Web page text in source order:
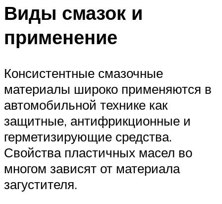
Виды смазок и
применение
Консистентные смазочные
материалы широко применяются в
автомобильной технике как
защитные, антифрикционные и
герметизирующие средства.
Свойства пластичных масел во
многом зависят от материала
загустителя.